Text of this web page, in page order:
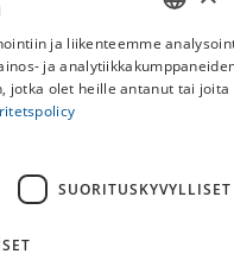
FI
ja liikenteemme
ja
jotka olet heille antanut tai joita
SUORITUSKYVYLLISET